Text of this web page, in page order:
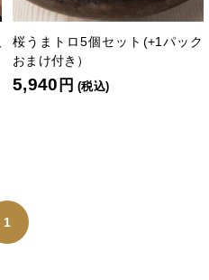
桜うまトロ5個セット(+1パック
おまけ付き）
5,940 円 (税込)
1